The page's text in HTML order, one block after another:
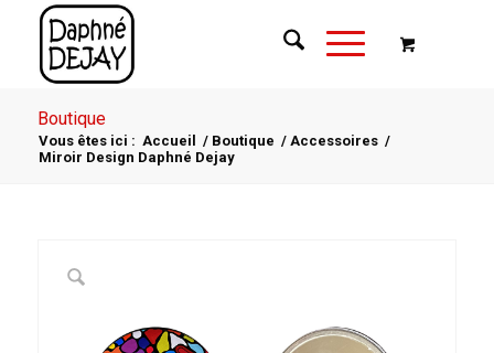
Boutique
Vous êtes ici : Accueil / Boutique / Accessoires /
Miroir Design Daphné Dejay